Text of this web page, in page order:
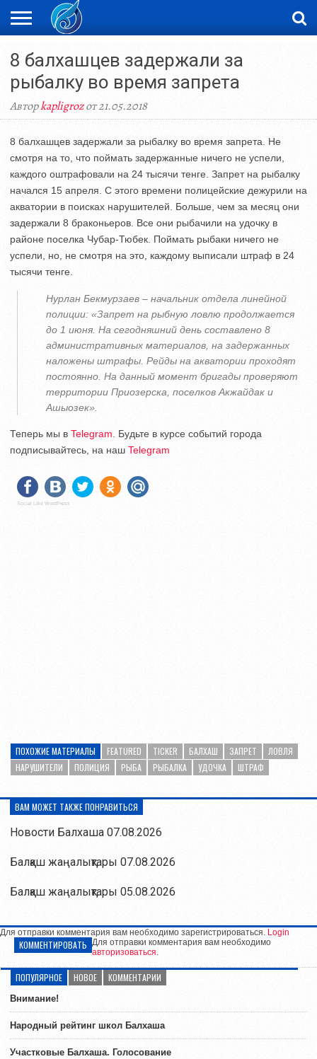
ЖАҢАЛЫҚТАР
НОВОСТИ
ВИДЕО
ФОТОРЕПОРТАЖИ
ОРКЕН
8 балхашцев задержали за
рыбалку во время запрета
Авторkapligrozот 21.05.2018
8 балхашцев задержали за рыбалку во время запрета. Не
смотря на то, что поймать задержанные ничего не успели,
каждого оштрафовали на 24 тысячи тенге. Запрет на рыбалку
начался 15 апреля. С этого времени полицейские дежурили на
акватории в поисках нарушителей. Больше, чем за месяц они
задержали 8 браконьеров. Все они рыбачили на удочку в
районе поселка Чубар-Тюбек. Поймать рыбаки ничего не
успели, но, не смотря на это, каждому выписали штраф в 24
тысячи тенге.
Нурлан Бекмурзаев – начальник отдела линейной
полиции: «Запрет на рыбную ловлю продолжается
до 1 июня. На сегодняшний день составлено 8
административных материалов, на задержанных
наложены штрафы. Рейды на акватории проходят
постоянно. На данный момент бригады проверяют
территории Приозерска, поселков Акжайдак и
Ашыозек».
Теперь мы в Telegram . Будьте в курсе событий города
подписывайтесь, на наш Telegram
Social Like WordPress
ПОХОЖИЕ МАТЕРИАЛЫ FEATURED TICKER БАЛХАШ ЗАПРЕТ
ЛОВЛЯ
НАРУШИТЕЛИ
ПОЛИЦИЯ РЫБА РЫБАЛКА УДОЧКА ШТРАФ
ВАМ МОЖЕТ ТАКЖЕ ПОНРАВИТЬСЯ
Новости Балхаша 07.08.2026
Балқаш жаңалықтары 07.08.2026
Балқаш жаңалықтары 05.08.2026
Для отправки комментария вам необходимо зарегистрироваться. Login
КОММЕНТИРОВАТЬ Для отправки комментария вам необходимо
авторизоваться.
ПОПУЛЯРНОЕ НОВОЕ КОММЕНТАРИИ
Внимание!
Народный рейтинг школ Балхаша
Участковые Балхаша. Голосование